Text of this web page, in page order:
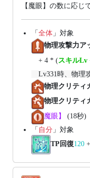
【魔眼】の数に応じ
「 全体 」対象
物理攻撃力ア
+ 4 * (スキルLv
Lv331時、物理
物理クリティ
物理クリティ
魔眼】
(18秒)
「 自分 」対象
TP回復120 +